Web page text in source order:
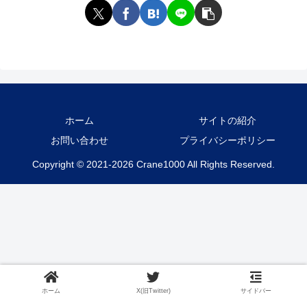
ホーム
サイトの紹介
お問い合わせ
プライバシーポリシー
Copyright © 2021-2026 Crane1000 All Rights Reserved.
ホーム X(旧Twitter) サイドバー